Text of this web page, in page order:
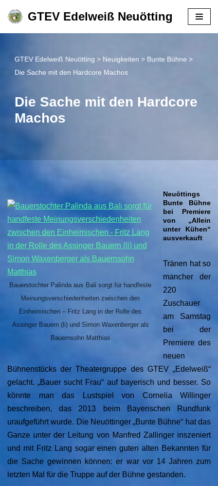
GTEV Edelweiß Neuötting
GTEV Edelweiß Neuötting > Neuigkeiten > Bunte Bühne >
Die Sache mit den Hardcore Machos
Die Sache mit den Hardcore
Machos
Bauerstochter Palinda aus Bali sorgt für handfeste
Meinungsverschiedenheiten zwischen den
Einheimischen – Fritz Lang in der Rolle des
Assinger Bauern (li) und Simon Waxenberger als
Bauernsohn Matthias
Neuöttings
Bunte Bühne
bei Premiere
von „Allein
unter Kühen“
ausverkauft
Tränen hat so
mancher der
220
Zuschauer
am Samstag
bei der
Premiere des
neuen
Bühnenstücks der Theatergruppe des GTEV „Edelweiß“
gelacht. „Bauer sucht Frau“ auf bayerisch und besser. So
könnte man das Lustspiel von Cornelia Willinger
beschreiben, das 2013 beim Bayerischen Rundfunk
uraufgeführt wurde. Die Neuöttinger „Bunte Bühne“ hat das
Ganze unter der Leitung von Manfred Zallinger inszeniert
und mit Fritz Lang sogar einen guten alten Bekannten für
die Sache gewinnen können: er war vor 14 Jahren zum
letzten Mal für die Truppe auf der Bühne gestanden.